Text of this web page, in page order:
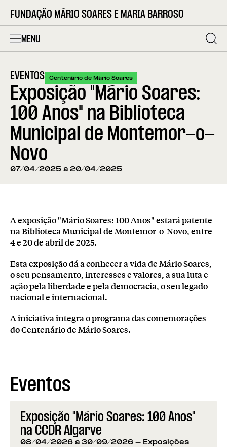
FUNDAÇÃO MÁRIO SOARES E MARIA BARROSO
MENU
EVENTOS Centenário de Mário Soares
Exposição "Mário Soares:
100 Anos" na Biblioteca
Municipal de Montemor-o-
Novo
07/04/2025 a 20/04/2025
A exposição "Mário Soares: 100 Anos" estará patente
na Biblioteca Municipal de Montemor-o-Novo, entre
4 e 20 de abril de 2025.
Esta exposição dá a conhecer a vida de Mário Soares,
o seu pensamento, interesses e valores, a sua luta e
ação pela liberdade e pela democracia, o seu legado
nacional e internacional.
A iniciativa integra o programa das comemorações
do Centenário de Mário Soares.
Eventos
Exposição "Mário Soares: 100 Anos"
na CCDR Algarve
08/04/2026 a 30/09/2026 - Exposições